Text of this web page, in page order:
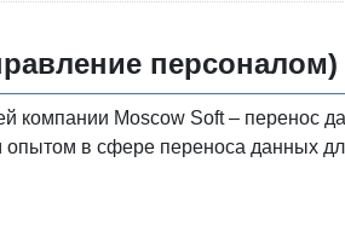
Проверка перед покупкой: Вы
своём сервере. Оставьте
подключения нашего
персоналом)
компании Moscow Soft –
в сфере переноса данных